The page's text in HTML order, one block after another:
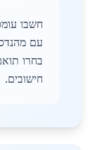
חשבו
חישובים. (78